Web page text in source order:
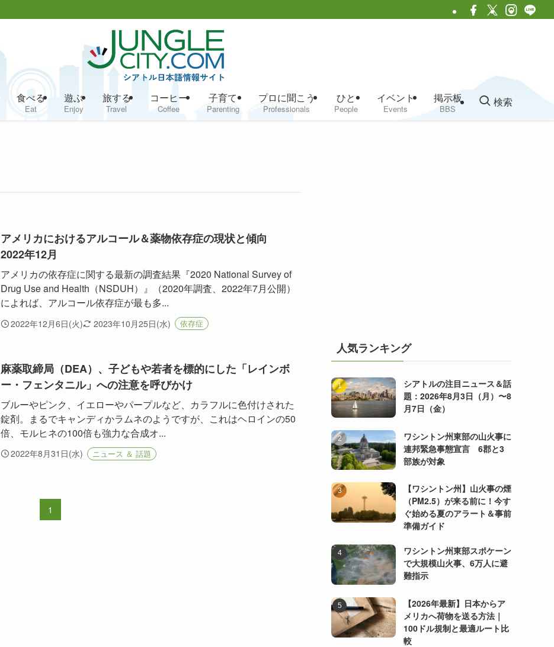
食べる
Eat
遊ぶ
Enjoy
旅する
Travel
コーヒー
Coffee
子育て
Parenting
プロに聞こう
Professionals
ひと
People
イベント
Events
掲示板
BBS
検索
アメリカにおけるアルコール＆薬物依存症の現状と傾向
2022年12月
アメリカの依存症に関する最新の調査結果『2020 National Survey of
Drug Use and Health（NSDUH）』（2020年調査、2022年7月公開）
によれば、アルコール依存症が最も多...
2022年12月6日(火) 2023年10月25日(水) 依存症
麻薬取締局（DEA）、子どもや若者を標的にした「レインボ
ー・フェンタニル」への注意を呼びかけ
ブルーやピンク、イエローやパープルなど、カラフルに色付けされた
錠剤。まるでキャンディかラムネのようですが、これはヘロインの50
倍、モルヒネの100倍も強力な合成オ...
2022年8月31日(水) ニュース ＆ 話題
1
人気ランキング
シアトルの注目ニュース＆話
題：2026年8月3日（月）〜8
月7日（金）
ワシントン州東部の山火事に
連邦緊急事態宣言 6郡と3
部族が対象
【ワシントン州】山火事の煙
（PM2.5）が来る前に！今す
ぐ始める夏のアラート＆事前
準備ガイド
ワシントン州東部スポケーン
で大規模山火事、6万人に避
難指示
【2026年最新】日本からア
メリカへ荷物を送る方法｜
100ドル規制と最適ルート比
較